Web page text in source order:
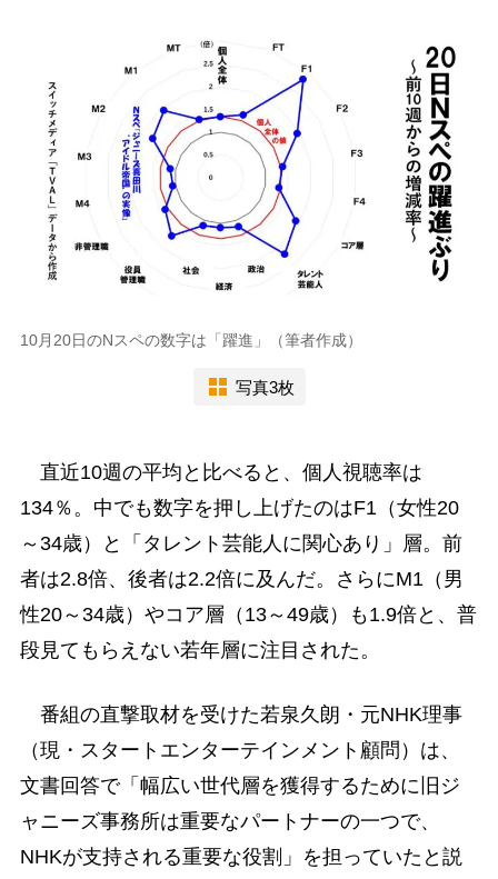
10月20日のNスペの数字は「躍進」（筆者作成）
写真3枚
直近10週の平均と比べると、個人視聴率は
134％。中でも数字を押し上げたのはF1（女性20
～34歳）と「タレント芸能人に関心あり」層。前
者は2.8倍、後者は2.2倍に及んだ。さらにM1（男
性20～34歳）やコア層（13～49歳）も1.9倍と、普
段見てもらえない若年層に注目された。
番組の直撃取材を受けた若泉久朗・元NHK理事
（現・スタートエンターテインメント顧問）は、
文書回答で「幅広い世代層を獲得するために旧ジ
ャニーズ事務所は重要なパートナーの一つで、
NHKが支持される重要な役割」を担っていたと説